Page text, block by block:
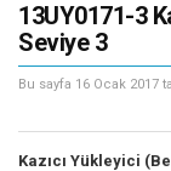
rildi
14 Mayıs 2018 /
20 Mart 2018 /
6 Mart 2018 / Mesleki
13UY0171-3
Seviye 3
Bu sayfa 16 Ocak 2017
Kazıcı Yükleyici